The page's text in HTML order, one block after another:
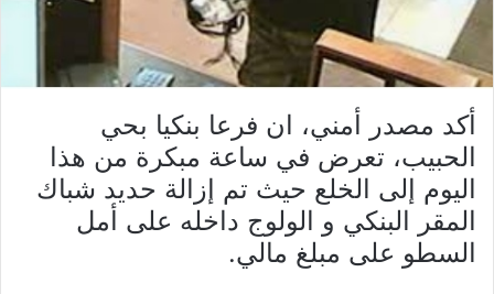
أكد مصدر أمني، ان فرعا بنكيا بحي
الحبيب، تعرض في ساعة مبكرة من هذا
اليوم إلى الخلع حيث تم إزالة حديد شباك
المقر البنكي و الولوج داخله على أمل
السطو على مبلغ مالي.